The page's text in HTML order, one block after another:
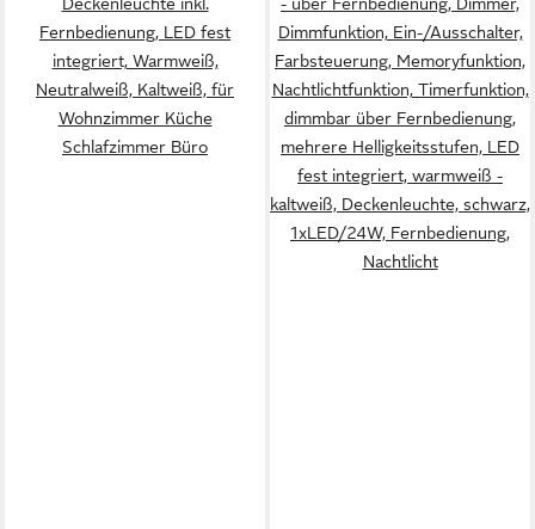
Fernbedienung, LED fest
integriert, Warmweiß,
Neutralweiß, Kaltweiß, für
Wohnzimmer Küche
Schlafzimmer Büro
Dimmfunktion, Ein-/Ausschalter,
Farbsteuerung, Memoryfunktion,
Nachtlichtfunktion, Timerfunktion,
dimmbar über Fernbedienung,
mehrere Helligkeitsstufen, LED
fest integriert, warmweiß -
kaltweiß, Deckenleuchte, schwarz,
1xLED/24W, Fernbedienung,
Nachtlicht